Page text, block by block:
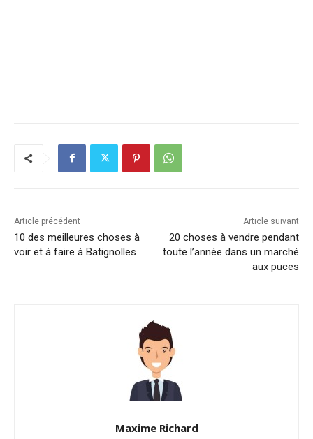
Article précédent
10 des meilleures choses à
voir et à faire à Batignolles
Article suivant
20 choses à vendre pendant
toute l’année dans un marché
aux puces
Maxime Richard